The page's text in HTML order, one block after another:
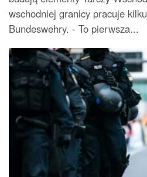
wschodniej granicy pracuje
Bundeswehry. - To pierwsza...